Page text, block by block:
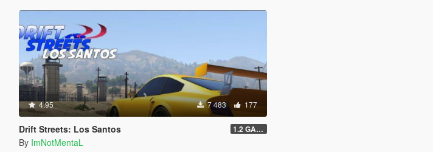
4.95 7 483 177
Drift Streets: Los Santos 1.2 GAME OVER
By ImNotMentaL